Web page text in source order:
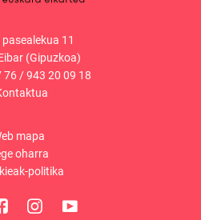
pasealekua 11
(Gipuzkoa)
76 /943 20 09 18
mapa
oharra
politika